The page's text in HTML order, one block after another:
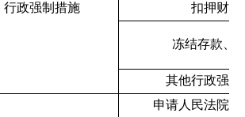
行政强制措施
扣押财物
冻结存款、
其他行政强制
申请人民法院强